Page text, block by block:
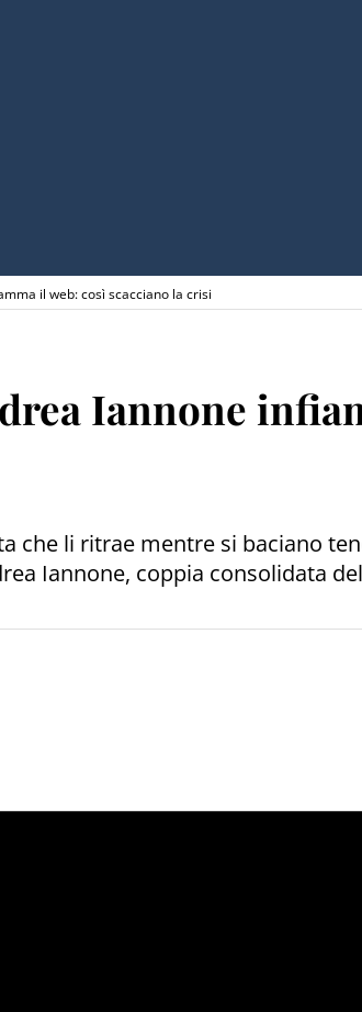
il web: così scacciano la crisi
Iannone
che li ritrae mentre si baciano
Iannone, coppia consolidata